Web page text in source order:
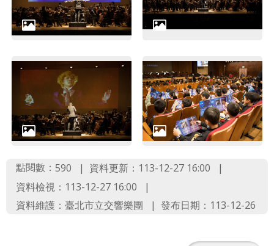
點閱數： 590
資料更新：113-12-27 16:00
資料檢視：113-12-27 16:00
資料維護：臺北市立交響樂團
發布日期：113-12-26